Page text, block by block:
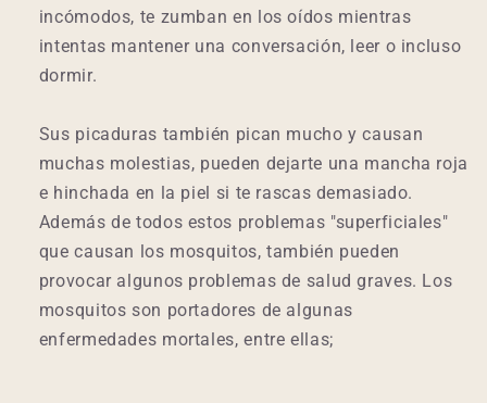
incómodos, te zumban en los oídos mientras
intentas mantener una conversación, leer o incluso
dormir.
Sus picaduras también pican mucho y causan
muchas molestias, pueden dejarte una mancha roja
e hinchada en la piel si te rascas demasiado.
Además de todos estos problemas "superficiales"
que causan los mosquitos, también pueden
provocar algunos problemas de salud graves. Los
mosquitos son portadores de algunas
enfermedades mortales, entre ellas;